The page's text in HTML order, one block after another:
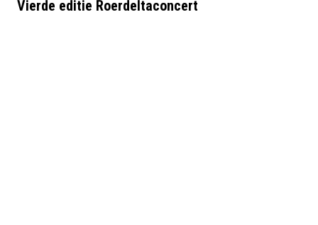
Vierde editie Roerdeltaconcert